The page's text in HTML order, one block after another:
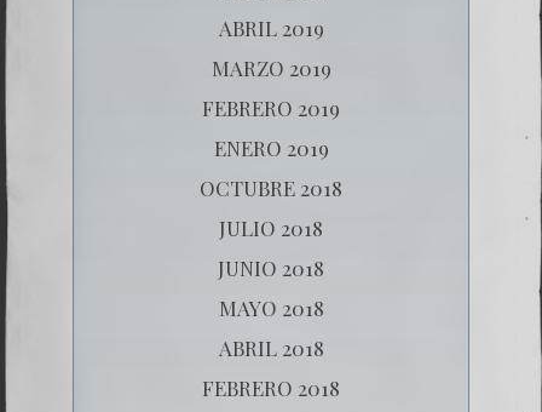
ABRIL 2019
MARZO 2019
FEBRERO 2019
ENERO 2019
OCTUBRE 2018
JULIO 2018
JUNIO 2018
MAYO 2018
ABRIL 2018
FEBRERO 2018